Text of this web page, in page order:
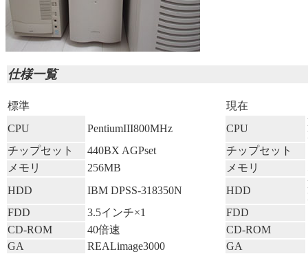
仕様一覧
標準
現在
CPU
PentiumIII800MHz CPU
チップセット
440BX AGPset チップセット
メモリ
256MB メモリ
HDD
IBM DPSS-318350N HDD
FDD
3.5インチ×1 FDD
CD-ROM
40倍速 CD-ROM
GA
REALimage3000 GA